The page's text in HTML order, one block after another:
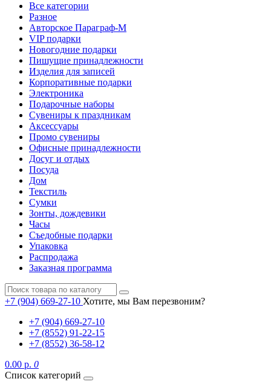
Все категории
Разное
Авторское Параграф-М
VIP подарки
Новогодние подарки
Пишущие принадлежности
Изделия для записей
Корпоративные подарки
Электроника
Подарочные наборы
Сувениры к праздникам
Аксессуары
Промо сувениры
Офисные принадлежности
Досуг и отдых
Посуда
Дом
Текстиль
Сумки
Зонты, дождевики
Часы
Съедобные подарки
Упаковка
Распродажа
Заказная программа
+7 (904) 669-27-10 Хотите, мы Вам перезвоним?
+7 (904) 669-27-10
+7 (8552) 91-22-15
+7 (8552) 36-58-12
0.00 р. 0
Список категорий